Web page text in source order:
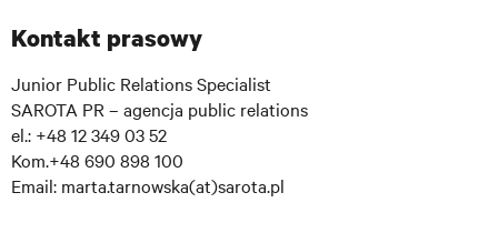
Kontakt prasowy
Junior Public Relations Specialist
SAROTA PR – agencja public relations
el.: +48 12 349 03 52
Kom.+48 690 898 100
Email: marta.tarnowska(at)sarota.pl